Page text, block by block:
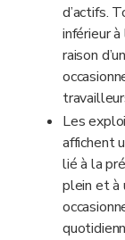
d’actifs.
inférieur
raison
Les
affichent
lié à la
plein et à